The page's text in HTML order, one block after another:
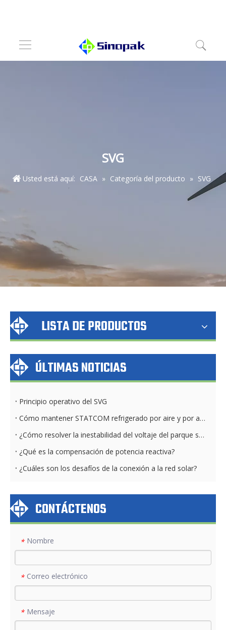
SVG
Usted está aquí: CASA » Categoría del producto » SVG
LISTA DE PRODUCTOS
ÚLTIMAS NOTICIAS
Principio operativo del SVG
Cómo mantener STATCOM refrigerado por aire y por agua diariamente
¿Cómo resolver la inestabilidad del voltaje del parque solar?
¿Qué es la compensación de potencia reactiva?
¿Cuáles son los desafíos de la conexión a la red solar?
CONTÁCTENOS
* Nombre
* Correo electrónico
* Mensaje